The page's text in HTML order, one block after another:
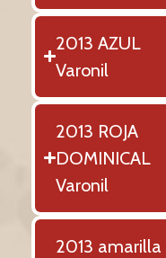
2013 AZUL
Varonil
2013 ROJA
DOMINICAL
Varonil
2013 amarilla